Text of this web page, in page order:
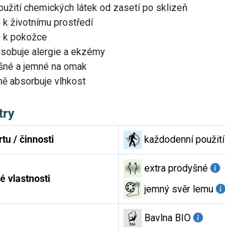
chemických látek od zasetí po sklizeň
k životnímu prostředí
k pokožce
alergie a ekzémy
a jemné na omak
absorbuje vlhkost
/ činnosti každodenní použití
vlastnosti
extra prodyšné
jemný svěr lemu
Bavlna BIO